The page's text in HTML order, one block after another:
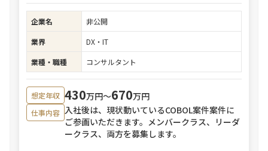
企業名
非公開
業界
DX・IT
業種・職種
コンサルタント
想定年収 430万円〜670万円
仕事内容 入社後は、現状動いているCOBOL案件案件に
ご参画いただきます。メンバークラス、リーダ
ークラス、両方を募集します。